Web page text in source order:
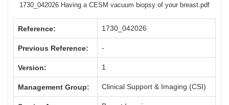
1730_042026 Having a CESM vacuum biopsy of your breast.pdf
Reference: 1730_042026
Previous Reference: -
Version: 1
Management Group: Clinical Support & Imaging (CSI)